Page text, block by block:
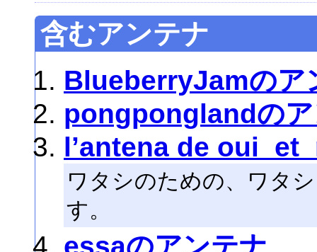
含むアンテナ
BlueberryJamのア
pongponglandの
l’antena de
ワタシのための、ワタ
す。